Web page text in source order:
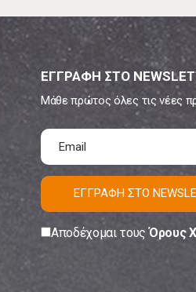
ΕΓΓΡΑΦΗ ΣΤΟ
Μάθε πρώτος όλες τις νέες
ΕΓΓΡΑΦΗ ΣΤΟ
Αποδέχομαι τουςΌρους